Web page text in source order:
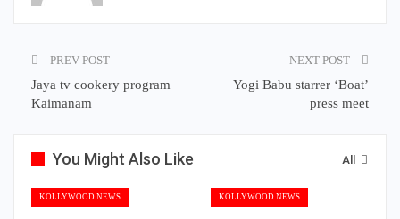
PREV POST
Jaya tv cookery program
Kaimanam
NEXT POST
Yogi Babu starrer ‘Boat’
press meet
All
You Might Also Like
KOLLYWOOD NEWS KOLLYWOOD NEWS